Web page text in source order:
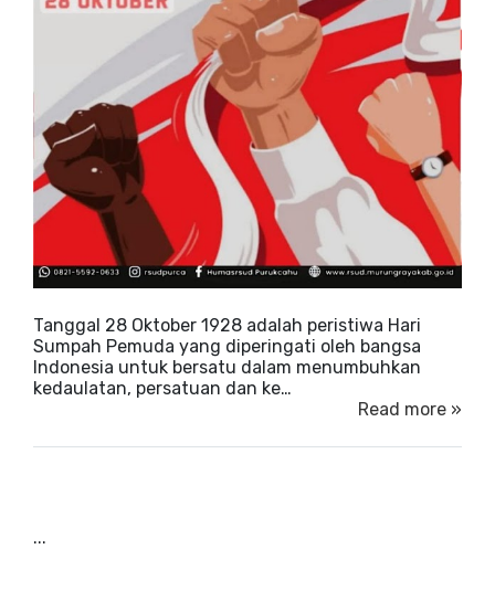
Tanggal 28 Oktober 1928 adalah peristiwa Hari
Sumpah Pemuda yang diperingati oleh bangsa
Indonesia untuk bersatu dalam menumbuhkan
kedaulatan, persatuan dan ke…
Read more »
...